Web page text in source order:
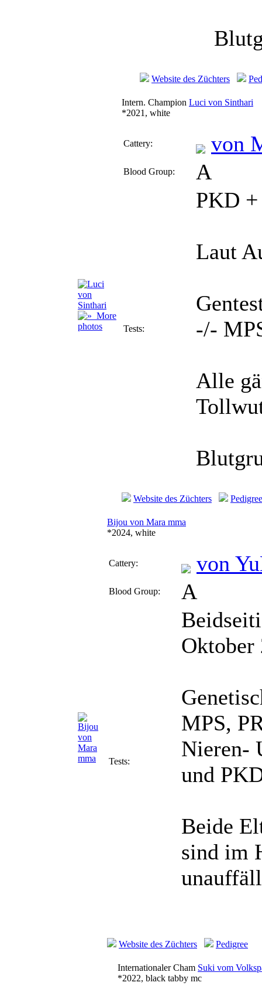
Website des Züchters
More
photos
Intern. Champion Luci von Sinthari
*2021, white
Cattery: von
Blood Group: A
Tests:
PKD
Laut
-/-
Alle
Website des Züchters Pedigree
Bijou von Mara mma
*2024, white
Cattery: von
Blood Group: A
Tests:
Oktober
MPS,
Nieren-
und
Beide
sind im
Website des Züchters Pedigree
Internationaler Cham Suki vom
*2022, black tabby mc